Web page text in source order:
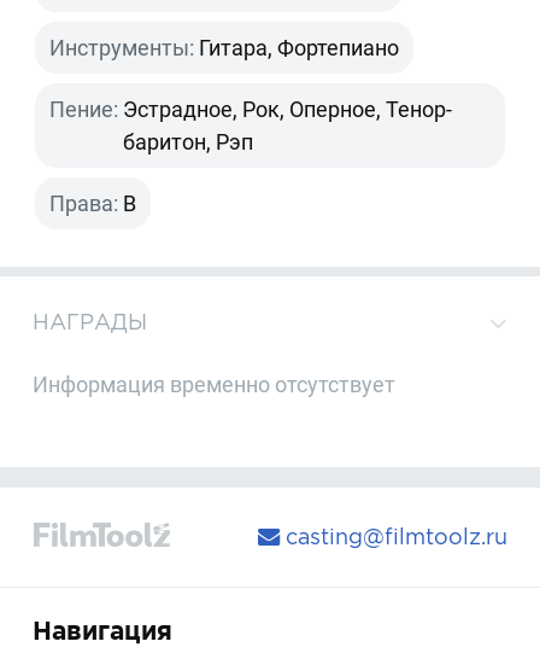
Инструменты: Гитара, Фортепиано
Пение: Эстрадное, Рок, Оперное, Тенор-
баритон, Рэп
Права: B
НАГРАДЫ
Информация временно отсутствует
casting@filmtoolz.ru
Навигация